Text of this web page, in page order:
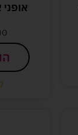
אופני